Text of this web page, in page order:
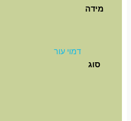
מידה
סוג
דמוי עור